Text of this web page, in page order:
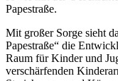
Papestraße.
Mit großer Sorge sieht
Papestraße“ die
Raum für Kinder und
verschärfenden